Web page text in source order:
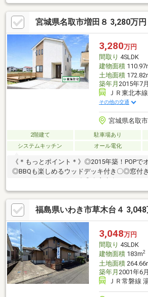
分＊柳生中学校 徒歩約19分＊柳生もりの
《生活環境》＊バス「柳生五丁目」停 徒歩
ン仙台柳生6丁目店 徒歩約5分＊COOP
＊マツモトキヨシ柳生店 徒歩約6分
宮城県名取市増田８ 3,280万
3,280万円
間取り 4SLDK
建物面積
土地面積
築年月 2015年7
ＪＲ東北本
その他の交通
宮城県名取
2階建て 駐車場あり
システムキッチン
オール電化
《＊もっとポイント＊》◎2015年築！POPで
◎BBQも楽しめるウッドデッキ付き〇◎窓付
〇《教育環境》◇増田小学校 徒歩20分
徒歩29分(2253ｍ)◇名取あけぼの保育園 徒
環境》◇セブンイレブン名取増田8丁目店 徒
スコキクチ名取増田店 徒歩5分(396ｍ)◇業
店 徒歩9分(648ｍ)◇スーパーセンタートラ
12分(910ｍ)
福島県いわき市草木台４
3,048万円
間取り 4SLDK
建物面積183m2
土地面積
築年月 2001年6
ＪＲ常磐線